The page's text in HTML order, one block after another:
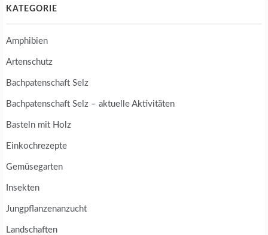
KATEGORIE
Amphibien
Artenschutz
Bachpatenschaft Selz
Bachpatenschaft Selz – aktuelle Aktivitäten
Basteln mit Holz
Einkochrezepte
Gemüsegarten
Insekten
Jungpflanzenanzucht
Landschaften